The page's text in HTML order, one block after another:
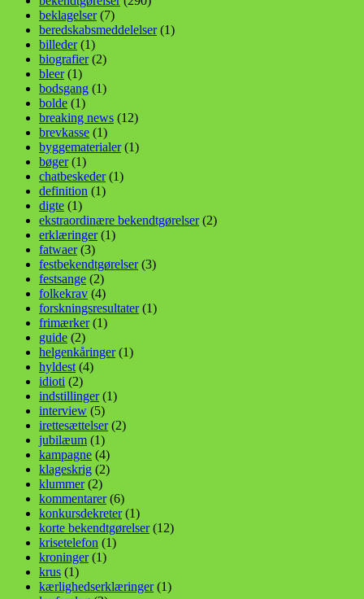
beklagelser(7)
beredskabsmeddelelser(1)
billeder(1)
biografier(2)
bleer(1)
bodsgang (1)
bolde (1)
breaking news (12)
brevkasse (1)
byggematerialer(1)
bøger(1)
chatbeskeder(1)
definition (1)
digte (1)
ekstraordinære bekendtgørelser(2)
erklæringer(1)
fatwaer(3)
festbekendtgørelser(3)
festsange (2)
folkekrav (4)
forskningsresultater(1)
frimærker(1)
guide (2)
helgenkåringer(1)
hyldest (4)
idioti (2)
indstillinger(1)
interview (5)
irettesættelser(2)
jubilæum (1)
kampagne (4)
klageskrig (2)
klummer(2)
kommentarer(6)
konkursdekreter(1)
korte bekendtgørelser(12)
krisetelefon (1)
kroninger(1)
krus (1)
kærlighedserklæringer(1)